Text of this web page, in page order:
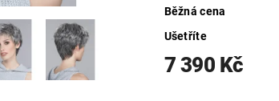
Běžná cena
Ušetříte
7 390 Kč